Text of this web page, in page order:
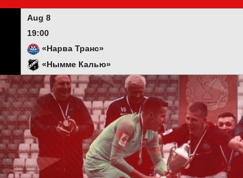
content
Aug 8
19:00
«Нарва Транс»
«Нымме Калью»